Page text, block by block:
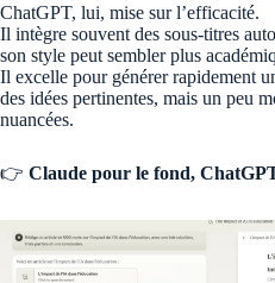
ChatGPT, lui, mise sur l’efficacité.
Il intègre souvent des sous-titres
son style peut sembler plus
Il excelle pour générer rapidement
des idées pertinentes, mais un peu
nuancées.
👉 Claude pour le fond,